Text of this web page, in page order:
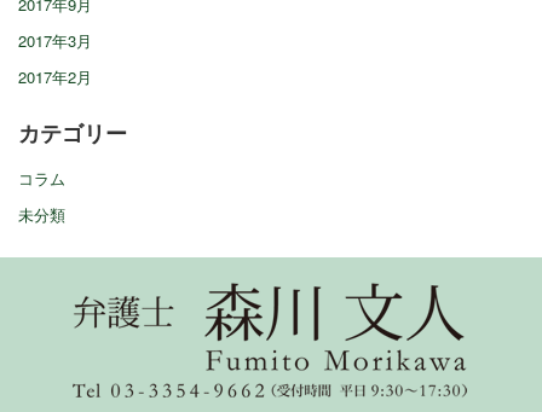
2017年3月
2017年2月
カテゴリー
コラム
未分類